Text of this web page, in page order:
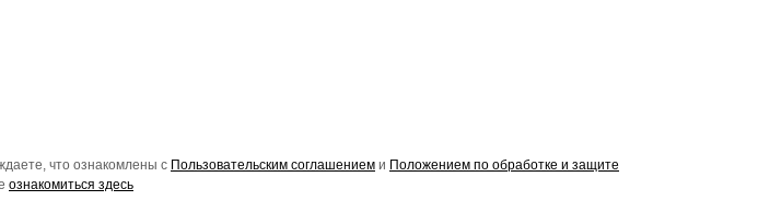
что ознакомлены с Пользовательским соглашением и Положением по обработке и защите
ознакомиться здесь